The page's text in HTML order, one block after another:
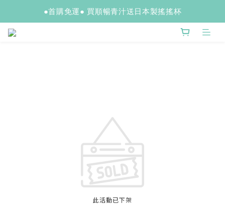
●首購免運● 買順暢青汁送日本製搖搖杯
此活動已下架